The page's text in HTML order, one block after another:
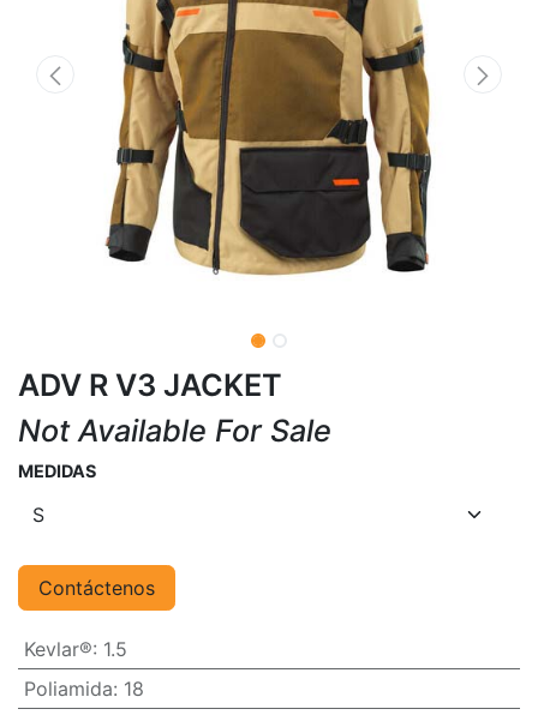
ADV R V3 JACKET
Not Available For Sale
MEDIDAS
Contáctenos
Kevlar®: 1.5
Poliamida: 18